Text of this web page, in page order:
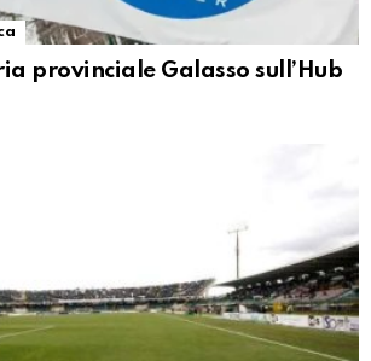
provinciale Galasso sull’Hub